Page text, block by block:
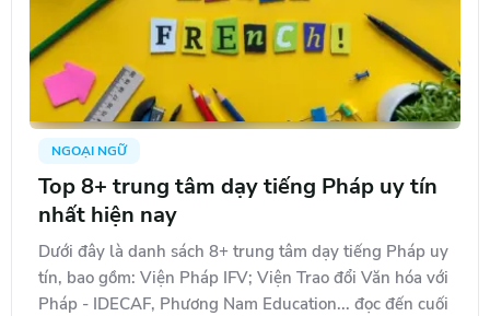
NGOẠI NGỮ
Top 8+ trung tâm dạy tiếng Pháp uy tín
nhất hiện nay
Dưới đây là danh sách 8+ trung tâm dạy tiếng Pháp uy
tín, bao gồm: Viện Pháp IFV; Viện Trao đổi Văn hóa với
Pháp - IDECAF, Phương Nam Education... đọc đến cuối